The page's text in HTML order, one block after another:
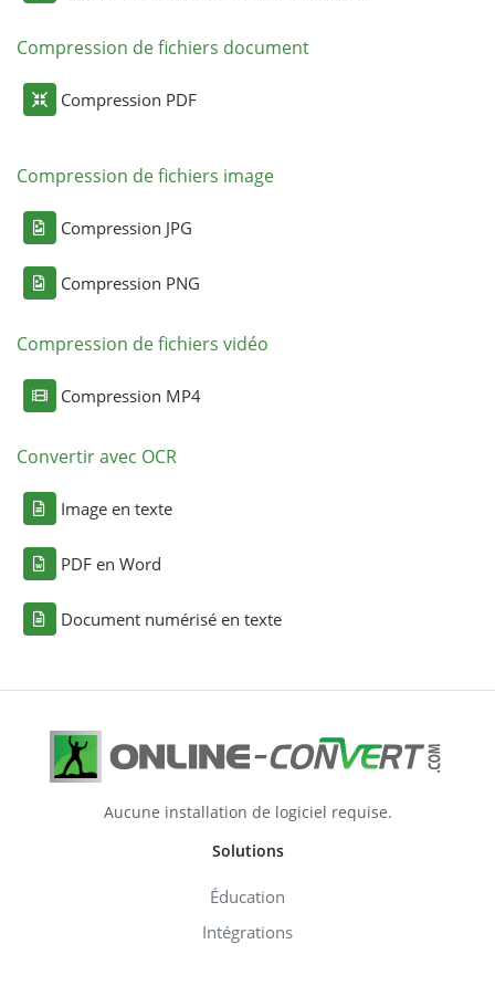
Compression de fichiers document
Compression PDF
Compression de fichiers image
Compression JPG
Compression PNG
Compression de fichiers vidéo
Compression MP4
Convertir avec OCR
Image en texte
PDF en Word
Document numérisé en texte
Aucune installation de logiciel requise.
Solutions
Éducation
Intégrations